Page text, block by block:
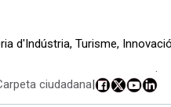
d'Indústria, Turisme,
.
ciudadana|